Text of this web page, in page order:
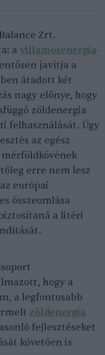
Zrt.
a villamosenergia-
javítja a
átadott két
nagy előnye, hogy
zöldenergia
felhasználását. Úgy
az egész
erre nem lesz
európai
összeomlása
a litéri
hogy a
a legfontosabb
zöldenergia
fejlesztéseket
követően is